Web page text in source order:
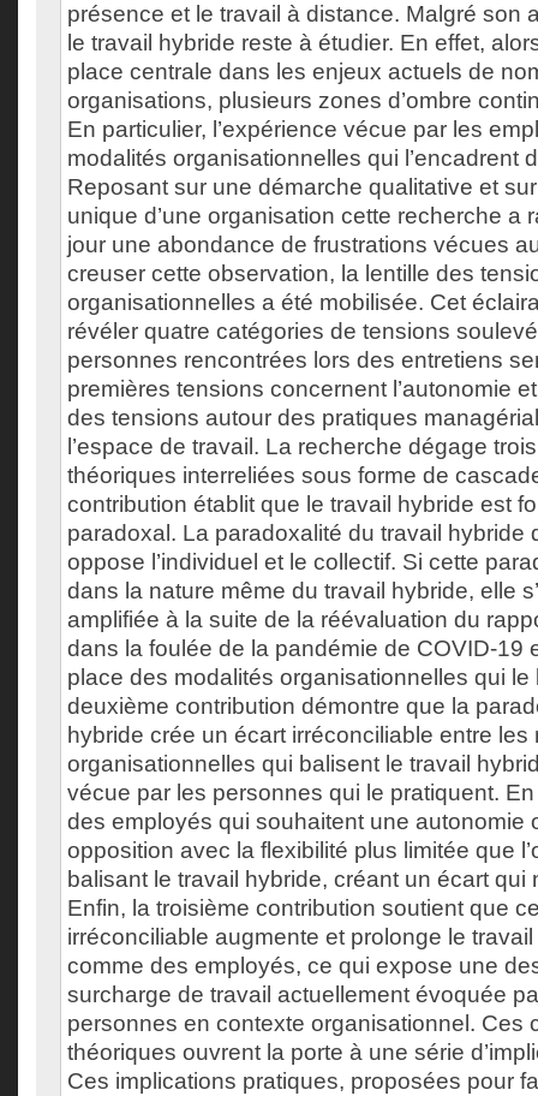
présence et le travail à distance. Malgré son
le travail hybride reste à étudier. En effet,
place centrale dans les enjeux actuels de
organisations, plusieurs zones d’ombre
En particulier, l’expérience vécue par les
modalités organisationnelles qui l’encadrent
Reposant sur une démarche qualitative et
unique d’une organisation cette recherche a
jour une abondance de frustrations vécues
creuser cette observation, la lentille des
organisationnelles a été mobilisée. Cet
révéler quatre catégories de tensions
personnes rencontrées lors des entretiens
premières tensions concernent l’autonomie
des tensions autour des pratiques
l’espace de travail. La recherche dégage
théoriques interreliées sous forme de
contribution établit que le travail hybride est
paradoxal. La paradoxalité du travail hybride
oppose l’individuel et le collectif. Si cette
dans la nature même du travail hybride, elle
amplifiée à la suite de la réévaluation du
dans la foulée de la pandémie de COVID-19
place des modalités organisationnelles qui le
deuxième contribution démontre que la
hybride crée un écart irréconciliable entre les
organisationnelles qui balisent le travail
vécue par les personnes qui le pratiquent.
des employés qui souhaitent une autonomie
opposition avec la flexibilité plus limitée que
balisant le travail hybride, créant un écart qui
Enfin, la troisième contribution soutient que
irréconciliable augmente et prolonge le
comme des employés, ce qui expose une
surcharge de travail actuellement évoquée
personnes en contexte organisationnel. Ces
théoriques ouvrent la porte à une série
Ces implications pratiques, proposées pour